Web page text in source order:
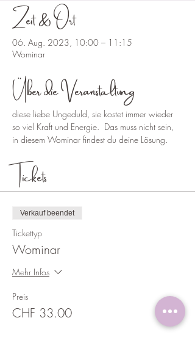
Zeit & Ort
06. Aug. 2023, 10:00 – 11:15
Wominar
Über die Veranstaltung
diese liebe Ungeduld, sie kostet immer wieder
so viel Kraft und Energie.  Das muss nicht sein,
in diesem Wominar findest du deine Lösung.
Tickets
Verkauf beendet
Tickettyp
Wominar
Mehr Infos
Preis
CHF 33.00